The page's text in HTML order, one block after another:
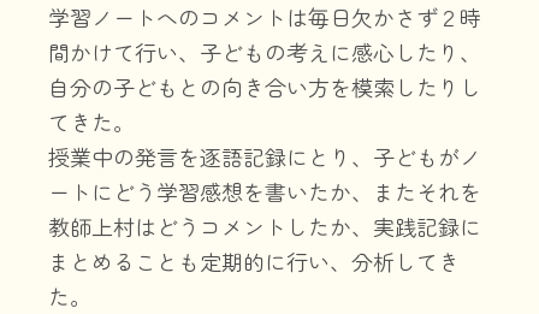
学習ノートへのコメントは毎日欠かさず２時
間かけて行い、 子どもの考えに感心したり、
自分の子どもとの向き合い方を模索したりし
てきた。
授業中の発言を逐語記録にとり、子どもがノ
ートに どう学習感想を書いたか、またそれを
教師上村はどうコメントしたか、実践記録に
まとめることも定期的に行い、分析してき
た。